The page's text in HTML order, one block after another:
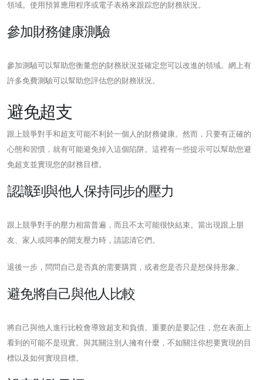
領域。使用預算應用程序或電子表格來跟踪您的財務狀況。
參加財務健康測驗
參加測驗可以幫助您衡量您的財務狀況並確定您可以改進的領域。網上有
許多免費測驗可以幫助您評估您的財務狀況。
避免超支
跟上競爭對手和超支可能不利於一個人的財務健康。然而，只要有正確的
心態和習慣，就有可能避免掉入這個陷阱。這裡有一些提示可以幫助您避
免超支並實現您的財務目標。
認識到與他人保持同步的壓力
跟上競爭對手的壓力相當普遍，而且不太可能很快結束。當出現跟上朋
友、家人或同事的開支壓力時，請認清它們。
退後一步，問問自己是否真的需要購買，或者您是否只是想保持形象。
避免將自己與他人比較
將自己與他人進行比較會導致超支和負債。重要的是要記住，您在表面上
看到的可能不是現實。與其關注別人擁有什麼，不如關注你想要實現的目
標以及如何實現目標。